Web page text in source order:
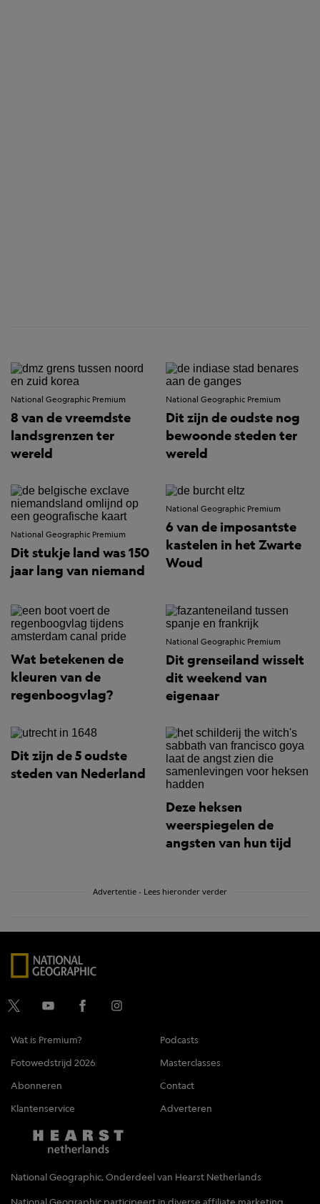
National Geographic Premium
8 van de vreemdste
landsgrenzen ter
wereld
National Geographic Premium
Dit zijn de oudste nog
bewoonde steden ter
wereld
National Geographic Premium
Dit stukje land was 150
jaar lang van niemand
National Geographic Premium
6 van de imposantste
kastelen in het Zwarte
Woud
Wat betekenen de
kleuren van de
regenboogvlag?
National Geographic Premium
Dit grenseiland wisselt
dit weekend van
eigenaar
Dit zijn de 5 oudste
steden van Nederland
Deze heksen
weerspiegelen de
angsten van hun tijd
Advertentie - Lees hieronder verder
Wat is Premium?
Podcasts
Fotowedstrijd 2026
Masterclasses
Abonneren
Contact
Klantenservice
Adverteren
National Geographic, Onderdeel van Hearst Netherlands
National Geographic participeert in diverse affiliate marketing